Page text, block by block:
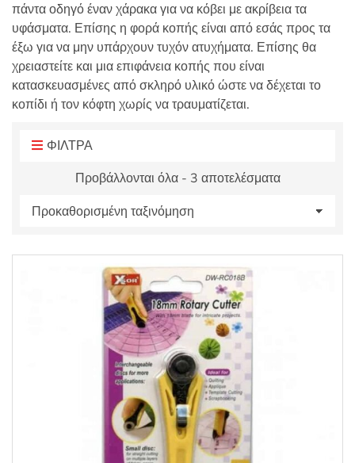
πάντα οδηγό έναν χάρακα για να κόβει με ακρίβεια τα
υφάσματα. Επίσης η φορά κοπής είναι από εσάς προς τα
έξω για να μην υπάρχουν τυχόν ατυχήματα. Επίσης θα
χρειαστείτε και μια επιφάνεια κοπής που είναι
κατασκευασμένες από σκληρό υλικό ώστε να δέχεται το
κοπίδι ή τον κόφτη χωρίς να τραυματίζεται.
ΦΙΛΤΡΑ
Προβάλλονται όλα - 3 αποτελέσματα